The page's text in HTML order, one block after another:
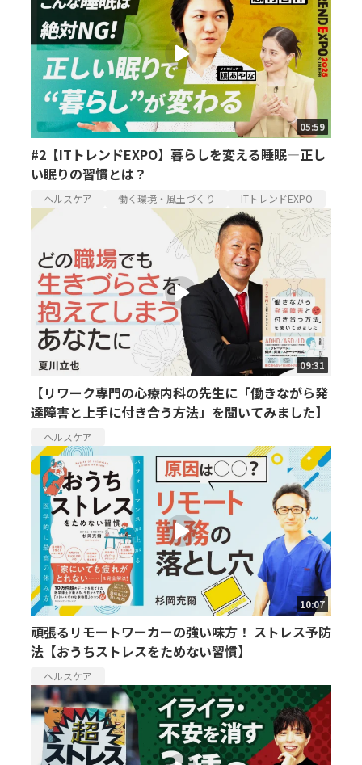
05:59
#2【ITトレンドEXPO】暮らしを変える睡眠—正し
い眠りの習慣とは？
ヘルスケア 働く環境・風土づくり ITトレンドEXPO
09:31
【リワーク専門の心療内科の先生に「働きながら発
達障害と上手に付き合う方法」を聞いてみました】
ヘルスケア
10:07
頑張るリモートワーカーの強い味方！ ストレス予防
法【おうちストレスをためない習慣】
ヘルスケア